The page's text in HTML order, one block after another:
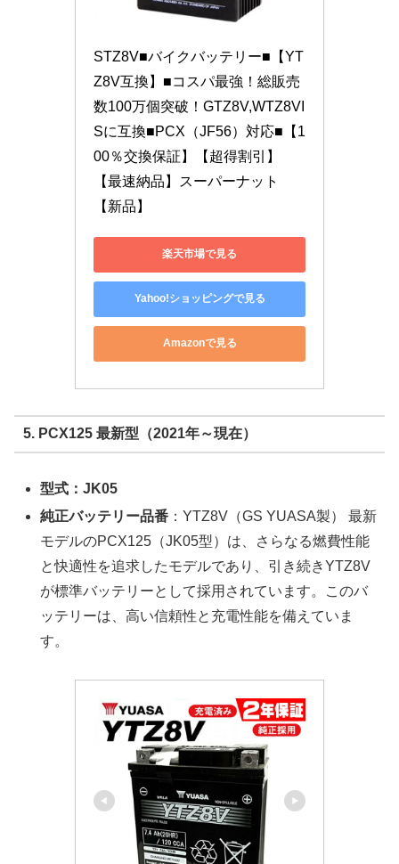
STZ8V■バイクバッテリー■【YT
Z8V互換】■コスパ最強！総販売
数100万個突破！GTZ8V,WTZ8VI
Sに互換■PCX（JF56）対応■【1
00％交換保証】【超得割引】
【最速納品】スーパーナット
【新品】
楽天市場で見る
Yahoo!ショッピングで見る
Amazonで見る
5. PCX125 最新型（2021年～現在）
型式：JK05
純正バッテリー品番 ：YTZ8V（GS YUASA製） 最新
モデルのPCX125（JK05型）は、さらなる燃費性能
と快適性を追求したモデルであり、引き続きYTZ8V
が標準バッテリーとして採用されています。このバ
ッテリーは、高い信頼性と充電性能を備えていま
す。